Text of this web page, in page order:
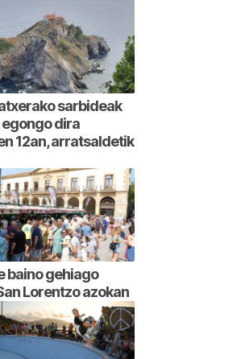
sarbideak
dira
12an, arratsaldetik
baino gehiago
Lorentzo azokan